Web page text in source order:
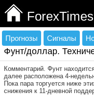
ForexTimes
Прогнозы Сигналы
Фунт/доллар.
Комментарий. Фунт
далее расположена 4-
Пока пара торгуется ниже
снижения к 11-дневной